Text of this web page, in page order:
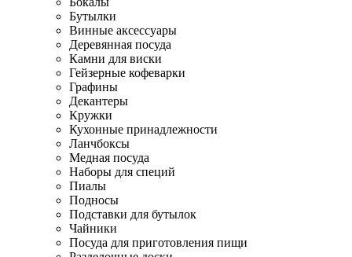
Бутылки
Винные аксессуары
Деревянная посуда
Камни для виски
Гейзерные кофеварки
Графины
Декантеры
Кружки
Кухонные принадлежности
Ланчбоксы
Медная посуда
Наборы для специй
Пиалы
Подносы
Подставки для бутылок
Чайники
Посуда для приготовления пищи